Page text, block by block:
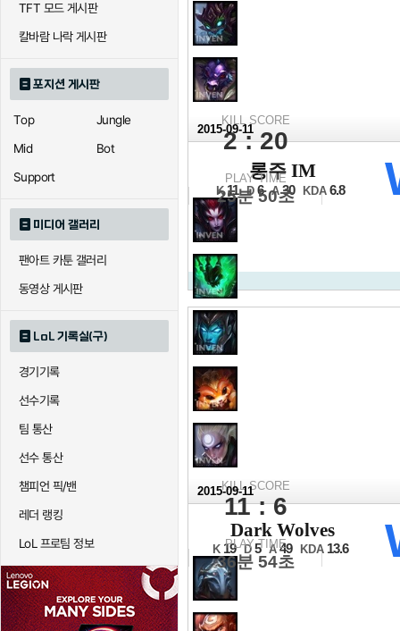
TFT 모드 게시판
칼바람 나락 게시판
포지션 게시판
Top
Jungle
Mid
Bot
Support
미디어 갤러리
팬아트 카툰 갤러리
동영상 게시판
LoL 기록실(구)
경기기록
선수기록
팀 통산
선수 통산
챔피언 픽/밴
레더 랭킹
LoL 프로팀 정보
KILL SCORE
2 : 20
PLAY TIME
25분 50초
2015-09-11
A조 3세트
롱주 IM
K 11 D 6 A 30 KDA 6.8
KILL SCORE
11 : 6
PLAY TIME
36분 54초
2015-09-11
A조 2세트
Dark Wolves
K 19 D 5 A 49 KDA 13.6